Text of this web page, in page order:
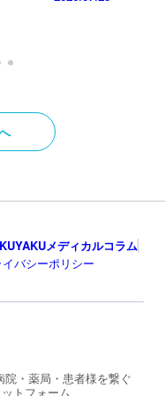
メディカルコラム
イバシーポリシー
院・薬局・患者様を繋ぐ
トフォーム